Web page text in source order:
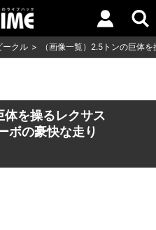
ークル （画像一覧）2.5トンの巨体
体を操るレクサス
ボの豪快な走り